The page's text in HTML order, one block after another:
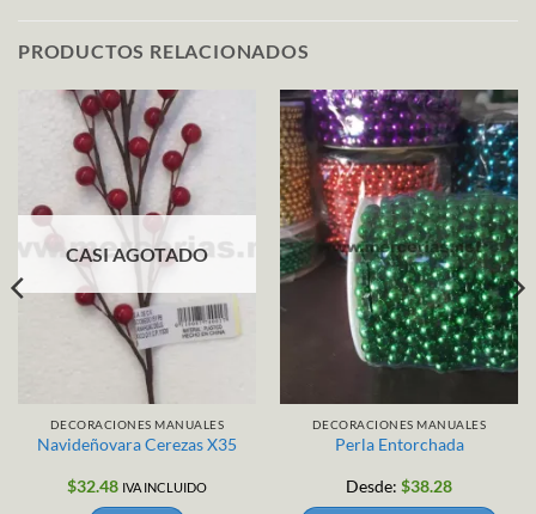
PRODUCTOS RELACIONADOS
CASI AGOTADO
DECORACIONES MANUALES
Navideñovara Cerezas X35
$32.48 IVA INCLUIDO
DECORACIONES MANUALES
Perla Entorchada
Desde: $38.28